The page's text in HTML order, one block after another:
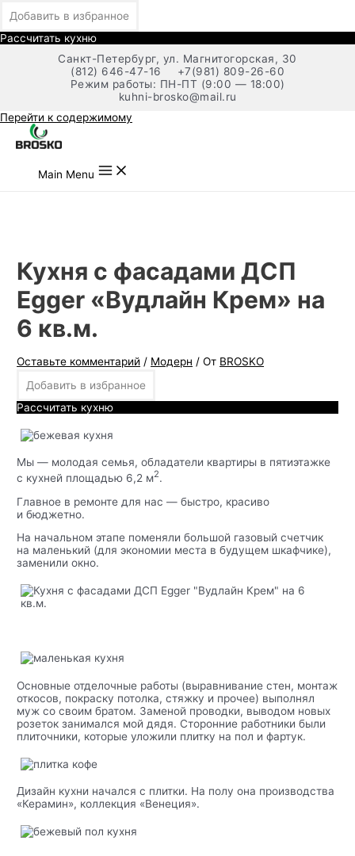
Добавить в избранное
Рассчитать кухню
Санкт-Петербург, ул. Магнитогорская, 30
(812) 646-47-16
+7(981) 809-26-60
Режим работы: ПН-ПТ (9:00 — 18:00)
kuhni-brosko@mail.ru
Перейти к содержимому
Main Menu
Кухня с фасадами ДСП
Egger «Вудлайн Крем» на
6 кв.м.
Оставьте комментарий / Модерн / От BROSKO
Добавить в избранное
Рассчитать кухню
Мы — молодая семья, обладатели квартиры в пятиэтажке
с кухней площадью 6,2 м2.
Главное в ремонте для нас — быстро, красиво
и бюджетно.
На начальном этапе поменяли большой газовый счетчик
на маленький (для экономии места в будущем шкафчике),
заменили окно.
Основные отделочные работы (выравнивание стен, монтаж
откосов, покраску потолка, стяжку и прочее) выполнял
муж со своим братом. Заменой проводки, выводом новых
розеток занимался мой дядя. Сторонние работники были
плиточники, которые уложили плитку на пол и фартук.
Дизайн кухни начался с плитки. На полу она производства
«Керамин», коллекция «Венеция».